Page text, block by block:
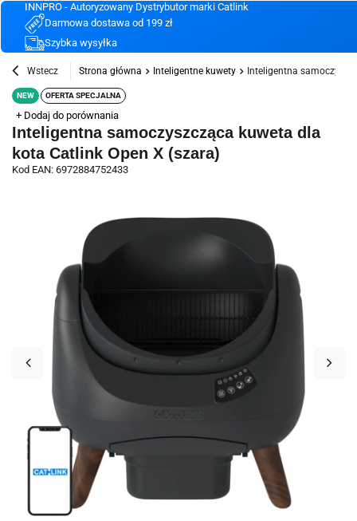
INNPRO - Autoryzowany Dystrybutor marki Catlink
Darmowa dostawa od 199 zł
Szybka wysyłka
Wstecz Strona główna Inteligentne kuwety Inteligentna
NEW OFERTA SPECJALNA
+ Dodaj do porównania
Inteligentna samoczyszcząca kuweta dla
kota Catlink Open X (szara)
Kod EAN: 6972884752433